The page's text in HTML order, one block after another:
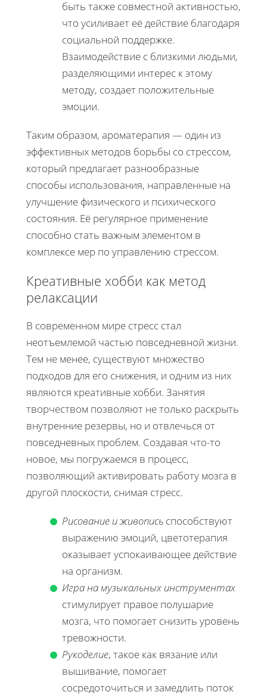
быть также совместной активностью,
что усиливает её действие благодаря
социальной поддержке.
Взаимодействие с близкими людьми,
разделяющими интерес к этому
методу, создает положительные
эмоции.
Таким образом, ароматерапия — один из
эффективных методов борьбы со стрессом,
который предлагает разнообразные
способы использования, направленные на
улучшение физического и психического
состояния. Её регулярное применение
способно стать важным элементом в
комплексе мер по управлению стрессом.
Креативные хобби как метод
релаксации
В современном мире стресс стал
неотъемлемой частью повседневной жизни.
Тем не менее, существуют множество
подходов для его снижения, и одним из них
являются креативные хобби. Занятия
творчеством позволяют не только раскрыть
внутренние резервы, но и отвлечься от
повседневных проблем. Создавая что-то
новое, мы погружаемся в процесс,
позволяющий активировать работу мозга в
другой плоскости, снимая стресс.
Рисование и живопись способствуют
выражению эмоций, цветотерапия
оказывает успокаивающее действие
на организм.
Игра на музыкальных инструментах
стимулирует правое полушарие
мозга, что помогает снизить уровень
тревожности.
Рукоделие, такое как вязание или
вышивание, помогает
сосредоточиться и замедлить поток